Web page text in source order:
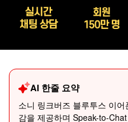
AI 한줄 요약
소니 링크버즈 블루투스 이
감을 제공하며 Speak-to-